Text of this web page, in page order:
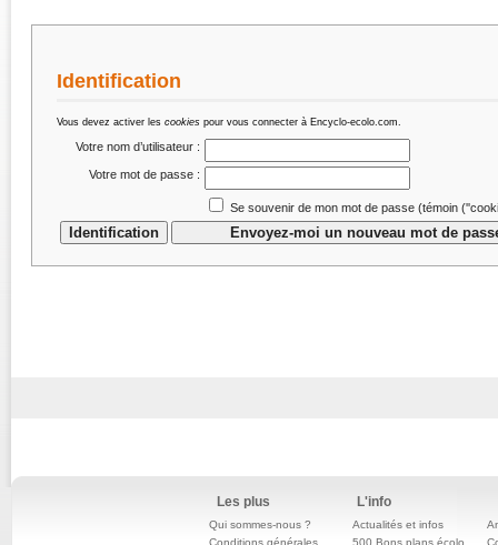
Identification
Vous devez activer les cookies pour vous connecter à Encyclo-ecolo.com.
Votre nom d’utilisateur :
Votre mot de passe :
Se souvenir de mon mot de passe (témoin
Les plus
Qui sommes-nous ?
Conditions générales
L'info
Actualités et infos
500 Bons plans écolo